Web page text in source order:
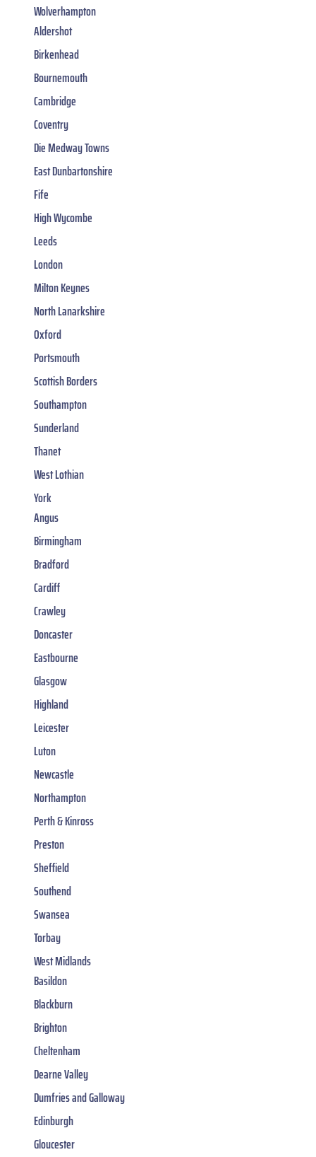
Wolverhampton
Aldershot
Birkenhead
Bournemouth
Cambridge
Coventry
Die Medway Towns
East Dunbartonshire
Fife
High Wycombe
Leeds
London
Milton Keynes
North Lanarkshire
Oxford
Portsmouth
Scottish Borders
Southampton
Sunderland
Thanet
West Lothian
York
Angus
Birmingham
Bradford
Cardiff
Crawley
Doncaster
Eastbourne
Glasgow
Highland
Leicester
Luton
Newcastle
Northampton
Perth & Kinross
Preston
Sheffield
Southend
Swansea
Torbay
West Midlands
Basildon
Blackburn
Brighton
Cheltenham
Dearne Valley
Dumfries and Galloway
Edinburgh
Gloucester